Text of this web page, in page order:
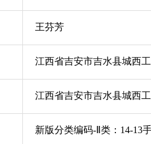
王芬芳
江西省吉安市吉水县城西
江西省吉安市吉水县城西
新版分类编码-Ⅱ类：14-13